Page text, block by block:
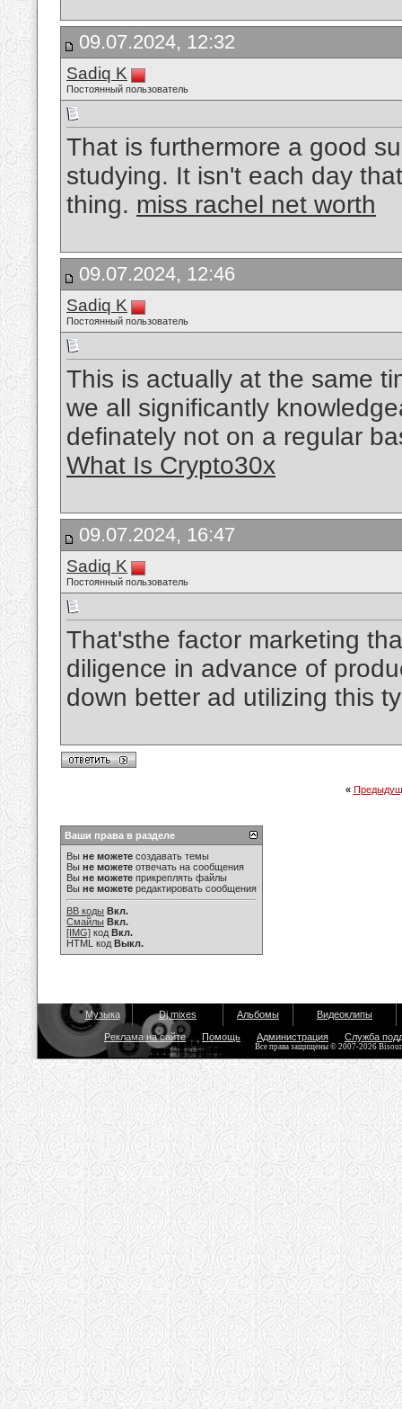
09.07.2024, 12:32
Sadiq K
Постоянный пользователь
That is furthermore a good
studying. It isn't each day
thing. miss rachel net worth
09.07.2024, 12:46
Sadiq K
Постоянный пользователь
This is actually at the same
we all significantly
definately not on a regular
What Is Crypto30x
09.07.2024, 16:47
Sadiq K
Постоянный пользователь
That'sthe factor marketing
diligence in advance of
down better ad utilizing this
«
Ваши права в разделе
Вы не можете создавать темы
Вы не можете отвечать на сообщения
Вы не можете прикреплять файлы
Вы не можете редактировать сообщения
BB коды Вкл.
Смайлы Вкл.
[IMG] код Вкл.
HTML код Выкл.
Музыка Dj mixes Альбомы Видеоклипы
Реклама на сайте Помощь Администрация Служба
Все права защищены © 2007-2026